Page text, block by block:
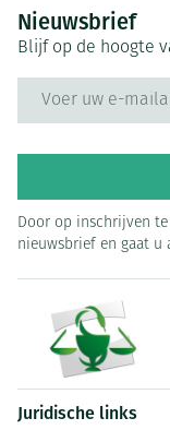
Nieuwsbrief
Blijf op de hoogte
Door op inschrijven
nieuwsbrief en gaat u
Juridische links